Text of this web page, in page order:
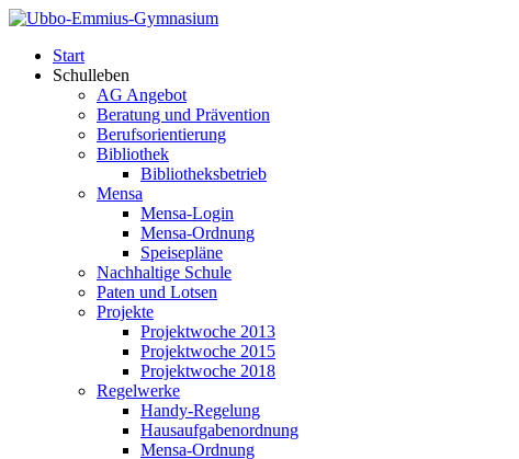
Start
Schulleben
AG Angebot
Beratung und Prävention
Berufsorientierung
Bibliothek
Bibliotheksbetrieb
Mensa
Mensa-Login
Mensa-Ordnung
Speisepläne
Nachhaltige Schule
Paten und Lotsen
Projekte
Projektwoche 2013
Projektwoche 2015
Projektwoche 2018
Regelwerke
Handy-Regelung
Hausaufgabenordnung
Mensa-Ordnung